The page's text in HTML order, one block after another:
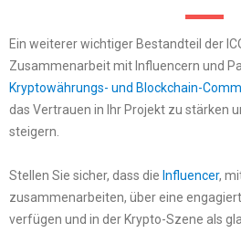
Ein weiterer wichtiger Bestandteil der
Zusammenarbeit mit Influencern und
Kryptowährungs- und Blockchain-
das Vertrauen in Ihr Projekt zu stärken
steigern.
Stellen Sie sicher, dass die Influencer,
zusammenarbeiten, über eine
verfügen und in der Krypto-Szene als